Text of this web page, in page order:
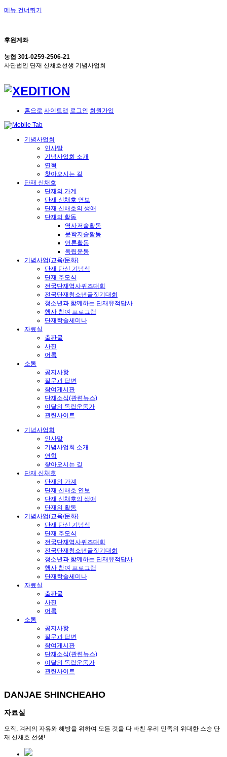
메뉴 건너뛰기
후원계좌
농협 301-0259-2506-21
사단법인 단재 신채호선생 기념사업회
홈으로 사이트맵 로그인 회원가입
기념사업회
인사말
기념사업회 소개
연혁
찾아오시는 길
단재 신채호
단재의 가계
단재 신채호 연보
단재 신채호의 생애
단재의 활동
역사저술활동
문학저술활동
언론활동
독립운동
기념사업(교육/문화)
단재 탄신 기념식
단재 추모식
전국단재역사퀴즈대회
전국단재청소년글짓기대회
청소년과 함께하는 단재유적답사
행사 참여 프로그램
단재학술세미나
자료실
출판물
사진
어록
소통
공지사항
질문과 답변
참여게시판
단재소식(관련뉴스)
이달의 독립운동가
관련사이트
기념사업회
인사말
기념사업회 소개
연혁
찾아오시는 길
단재 신채호
단재의 가계
단재 신채호 연보
단재 신채호의 생애
단재의 활동
기념사업(교육/문화)
단재 탄신 기념식
단재 추모식
전국단재역사퀴즈대회
전국단재청소년글짓기대회
청소년과 함께하는 단재유적답사
행사 참여 프로그램
단재학술세미나
자료실
출판물
사진
어록
소통
공지사항
질문과 답변
참여게시판
단재소식(관련뉴스)
이달의 독립운동가
관련사이트
DANJAE SHINCHEAHO
자료실
오직, 겨레의 자유와 해방을 위하여 모든 것을 다 바친 우리 민족의 위대한 스승 단
재 신채호 선생!